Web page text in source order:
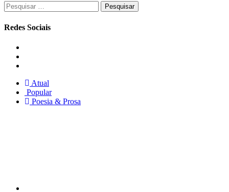
Pesquisar
por:
Redes Sociais
Atual
Popular
Poesia & Prosa